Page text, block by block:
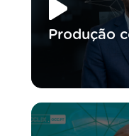
Produção